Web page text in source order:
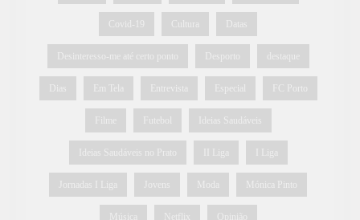
Covid-19 Cultura Datas
Desinteresso-me até certo ponto Desporto destaque
Dias Em Tela Entrevista Especial FC Porto
Filme Futebol Ideias Saudáveis
Ideias Saudáveis no Prato II Liga I Liga
Jornadas I Liga Jovens Moda Mónica Pinto
Música Netflix Opinião